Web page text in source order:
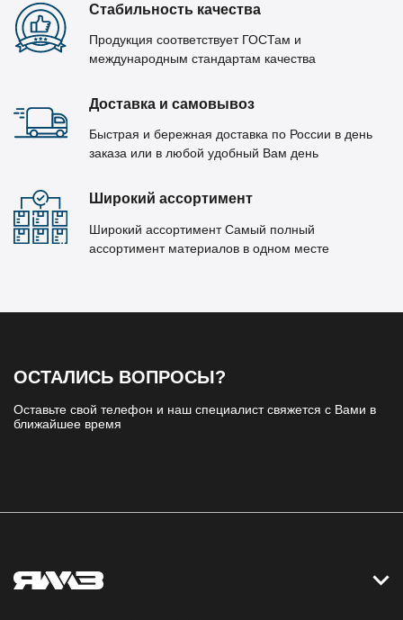
Стабильность качества
Продукция соответствует ГОСТам и
международным стандартам качества
Доставка и самовывоз
Быстрая и бережная доставка по России в день
заказа или в любой удобный Вам день
Широкий ассортимент
Широкий ассортимент Самый полный
ассортимент материалов в одном месте
ОСТАЛИСЬ ВОПРОСЫ?
Оставьте свой телефон и наш специалист свяжется с Вами в
ближайшее время